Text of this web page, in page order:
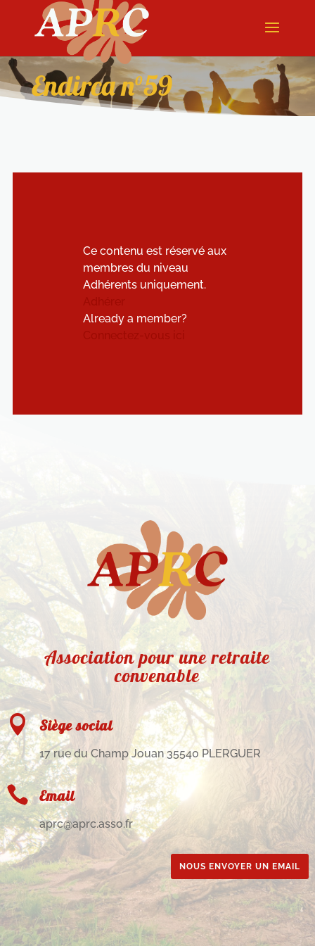
Endirca n°59
Ce contenu est réservé aux
membres du niveau
Adhérents uniquement.
Already a member?
Association pour une retraite
convenable
 Siège social
17 rue du Champ Jouan 35540 PLERGUER
 Email
aprc@aprc.asso.fr
NOUS ENVOYER UN EMAIL